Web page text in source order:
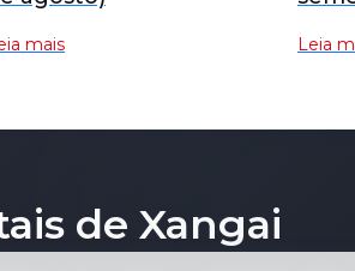
mais
do
Leia
de Xangai